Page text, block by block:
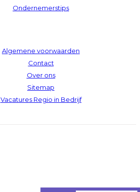
Ondernemerstips
Algemene voorwaarden
Contact
Over ons
Sitemap
Vacatures Regio in Bedrijf